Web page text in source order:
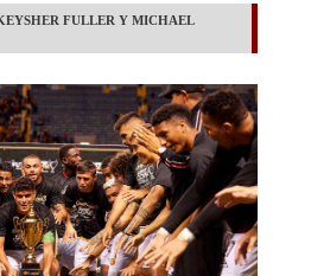
FULLER Y MICHAEL